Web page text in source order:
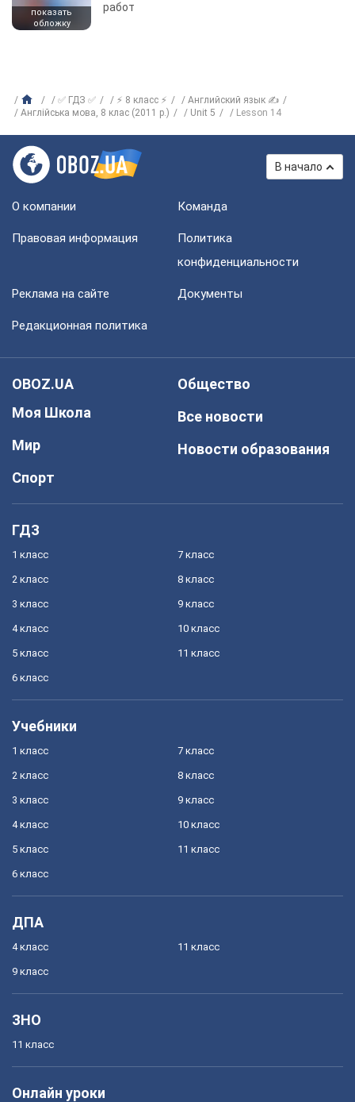
показать
обложку
работ
✅ ГДЗ ✅ ⚡ 8 класс ⚡
Английский язык ✍
Англійська мова, 8 клас (2011 р.)
Unit 5 Lesson 14
В начало
О компании Команда
Правовая информация
Политика
конфиденциальности
Реклама на сайте Документы
Редакционная политика
OBOZ.UA
Моя Школа
Мир
Спорт
Общество
Все новости
Новости образования
ГДЗ
1 класс
2 класс
3 класс
4 класс
5 класс
6 класс
7 класс
8 класс
9 класс
10 класс
11 класс
Учебники
1 класс
2 класс
3 класс
4 класс
5 класс
6 класс
7 класс
8 класс
9 класс
10 класс
11 класс
ДПА
4 класс
9 класс
11 класс
ЗНО
11 класс
Онлайн уроки